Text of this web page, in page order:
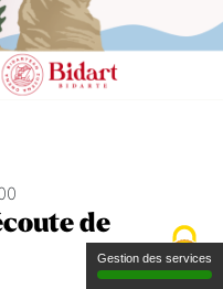
de
Gestion des services